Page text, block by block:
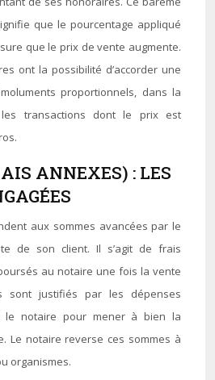
que le pourcentage appliqué
que le prix de vente augmente.
ont la possibilité d’accorder une
proportionnels, dans la
transactions dont le prix est
ANNEXES) : LES
aux sommes avancées par le
de son client. Il s’agit de frais
au notaire une fois la vente
sont justifiés par les dépenses
le notaire pour mener à bien la
Le notaire reverse ces sommes à
organismes.